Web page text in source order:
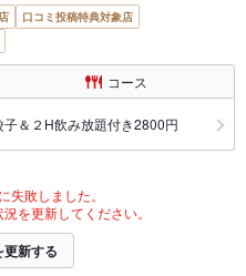
口コミ投稿特典対象店
コース
＆２H飲み放題付き2800円
失敗しました。
を更新してください。
更新する